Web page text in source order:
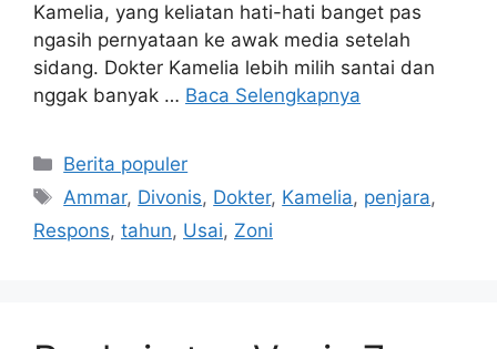
Kamelia, yang keliatan hati-hati banget pas
ngasih pernyataan ke awak media setelah
sidang. Dokter Kamelia lebih milih santai dan
nggak banyak … Baca Selengkapnya
Kategori
Berita populer
Tag
Ammar, Divonis, Dokter, Kamelia, penjara,
Respons, tahun, Usai, Zoni